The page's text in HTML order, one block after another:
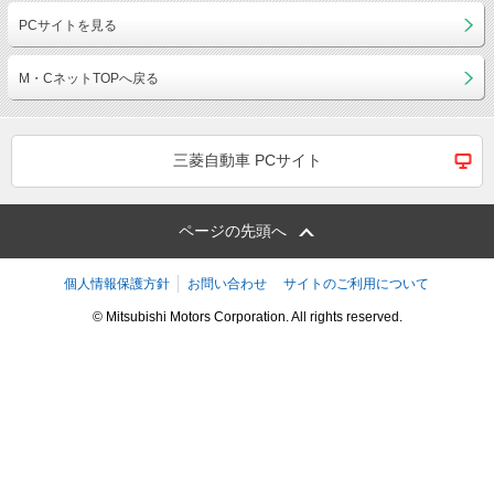
PCサイトを見る
M・CネットTOPへ戻る
三菱自動車 PCサイト
ページの先頭へ
個人情報保護方針 お問い合わせ サイトのご利用について
© Mitsubishi Motors Corporation. All rights reserved.